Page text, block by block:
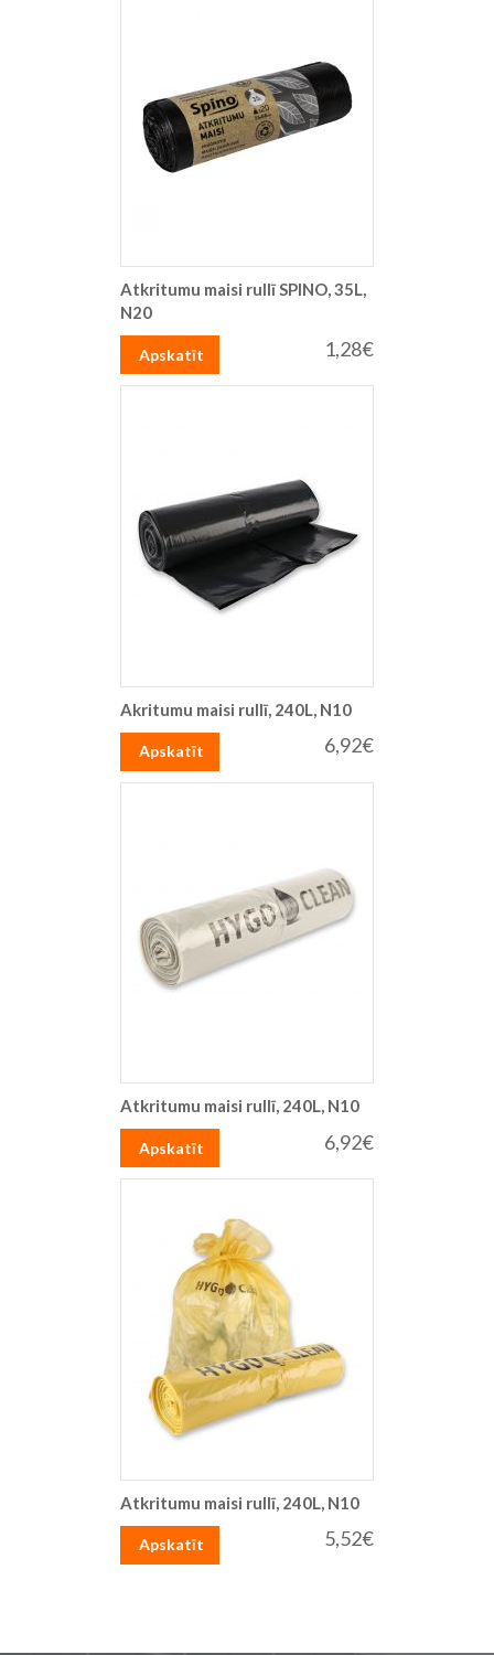
Atkritumu maisi rullī SPINO, 35L,
N20
1,28€
Apskatīt
Akritumu maisi rullī, 240L, N10
6,92€
Apskatīt
Atkritumu maisi rullī, 240L, N10
6,92€
Apskatīt
Atkritumu maisi rullī, 240L, N10
5,52€
Apskatīt